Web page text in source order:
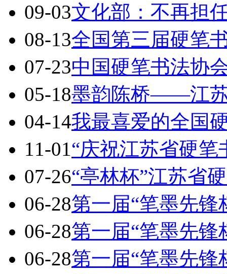
09-03文化部：不再担
08-13全国第三届硬笔
07-23中国硬笔书法协
05-18墨韵陈桥——江
04-14我最喜爱的全国
11-01“庆祝江苏省硬
07-26“亭林杯”江苏省
06-28第一届“笔墨先
06-28第一届“笔墨先
06-28第一届“笔墨先